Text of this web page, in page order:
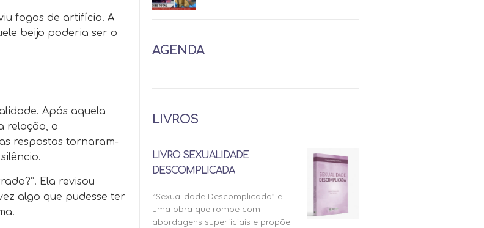
fogos de artifício. A
beijo poderia ser o
Após aquela
relação, o
respostas tornaram-
Ela revisou
algo que pudesse ter
AGENDA
LIVROS
LIVRO SEXUALIDADE
DESCOMPLICADA
“Sexualidade Descomplicada” é
uma obra que rompe com
abordagens superficiais e propõe